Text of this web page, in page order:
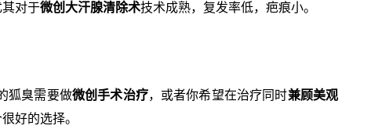
对于微创大汗腺清除术技术成熟，复发率低，疤痕小。
狐臭需要做微创手术治疗，或者你希望在治疗同时兼顾美观
好的选择。